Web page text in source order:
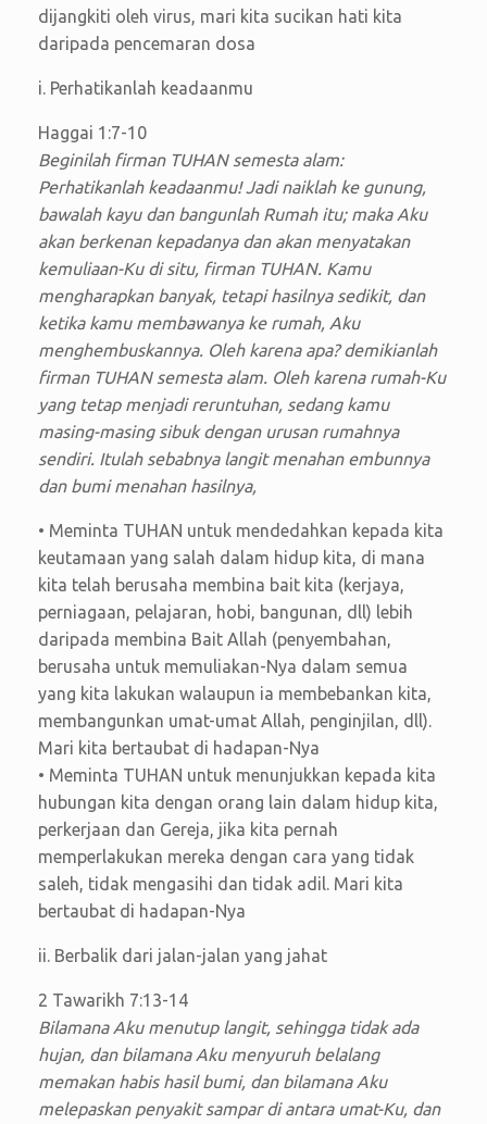
dijangkiti oleh virus, mari kita sucikan hati kita
daripada pencemaran dosa
i. Perhatikanlah keadaanmu
Haggai 1:7-10
Beginilah firman TUHAN semesta alam:
Perhatikanlah keadaanmu! Jadi naiklah ke gunung,
bawalah kayu dan bangunlah Rumah itu; maka Aku
akan berkenan kepadanya dan akan menyatakan
kemuliaan-Ku di situ, firman TUHAN. Kamu
mengharapkan banyak, tetapi hasilnya sedikit, dan
ketika kamu membawanya ke rumah, Aku
menghembuskannya. Oleh karena apa? demikianlah
firman TUHAN semesta alam. Oleh karena rumah-Ku
yang tetap menjadi reruntuhan, sedang kamu
masing-masing sibuk dengan urusan rumahnya
sendiri. Itulah sebabnya langit menahan embunnya
dan bumi menahan hasilnya,
• Meminta TUHAN untuk mendedahkan kepada kita
keutamaan yang salah dalam hidup kita, di mana
kita telah berusaha membina bait kita (kerjaya,
perniagaan, pelajaran, hobi, bangunan, dll) lebih
daripada membina Bait Allah (penyembahan,
berusaha untuk memuliakan-Nya dalam semua
yang kita lakukan walaupun ia membebankan kita,
membangunkan umat-umat Allah, penginjilan, dll).
Mari kita bertaubat di hadapan-Nya
• Meminta TUHAN untuk menunjukkan kepada kita
hubungan kita dengan orang lain dalam hidup kita,
perkerjaan dan Gereja, jika kita pernah
memperlakukan mereka dengan cara yang tidak
saleh, tidak mengasihi dan tidak adil. Mari kita
bertaubat di hadapan-Nya
ii. Berbalik dari jalan-jalan yang jahat
2 Tawarikh 7:13-14
Bilamana Aku menutup langit, sehingga tidak ada
hujan, dan bilamana Aku menyuruh belalang
memakan habis hasil bumi, dan bilamana Aku
melepaskan penyakit sampar di antara umat-Ku, dan